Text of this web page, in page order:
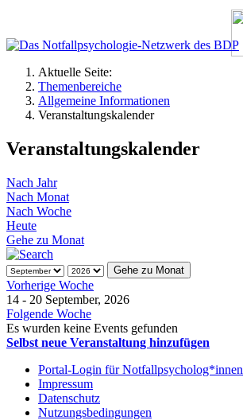
Aktuelle Seite:
Themenbereiche
Allgemeine Informationen
Veranstaltungskalender
Veranstaltungskalender
Nach Jahr
Nach Monat
Nach Woche
Heute
Gehe zu Monat
Gehe zu Monat
Vorherige Woche
14 - 20 September, 2026
Folgende Woche
Es wurden keine Events gefunden
Selbst neue Veranstaltung hinzufügen
Portal-Login für Notfallpsycholog*innen
Impressum
Datenschutz
Nutzungsbedingungen